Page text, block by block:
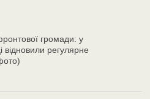
громади: у
відновили регулярне